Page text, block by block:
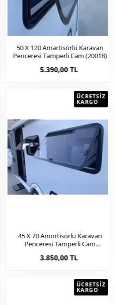
50 X 120 Amartisörlü Karavan
Penceresi Tamperli Cam (20018)
5.390,00 TL
ÜCRETSIZ
KARGO
45 X 70 Amortisörlü Karavan
Penceresi Tamperli Cam
3.850,00 TL
ÜCRETSIZ
KARGO